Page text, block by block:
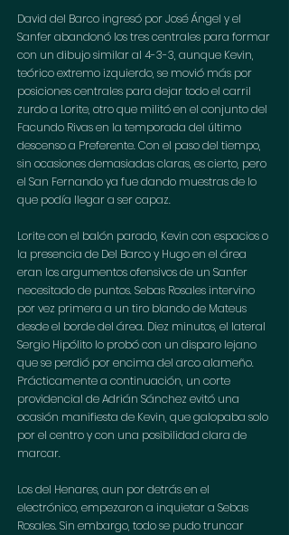
David del Barco ingresó por José Ángel y el
Sanfer abandonó los tres centrales para formar
con un dibujo similar al 4-3-3, aunque Kevin,
teórico extremo izquierdo, se movió más por
posiciones centrales para dejar todo el carril
zurdo a Lorite, otro que militó en el conjunto del
Facundo Rivas en la temporada del último
descenso a Preferente. Con el paso del tiempo,
sin ocasiones demasiadas claras, es cierto, pero
el San Fernando ya fue dando muestras de lo
que podía llegar a ser capaz.
Lorite con el balón parado, Kevin con espacios o
la presencia de Del Barco y Hugo en el área
eran los argumentos ofensivos de un Sanfer
necesitado de puntos. Sebas Rosales intervino
por vez primera a un tiro blando de Mateus
desde el borde del área. Diez minutos, el lateral
Sergio Hipólito lo probó con un disparo lejano
que se perdió por encima del arco alameño.
Prácticamente a continuación, un corte
providencial de Adrián Sánchez evitó una
ocasión manifiesta de Kevin, que galopaba solo
por el centro y con una posibilidad clara de
marcar.
Los del Henares, aun por detrás en el
electrónico, empezaron a inquietar a Sebas
Rosales. Sin embargo, todo se pudo truncar